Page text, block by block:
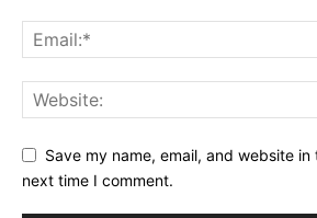
Save my name, email, and website
next time I comment.